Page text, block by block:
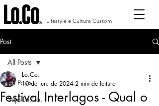
Lifestyle e Cultura Custom
Post
All Posts
Seja Lo.Co.
All Posts
Festival Interlagos - Qual o
Lo.Co.
10 de jun. de 2024 2 min de leitura